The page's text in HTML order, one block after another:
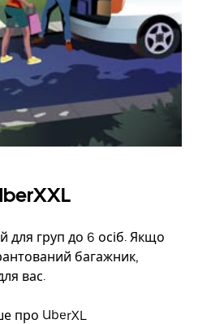
для груп до 6 осіб. Якщо
багажник,
вас.
про UberXL